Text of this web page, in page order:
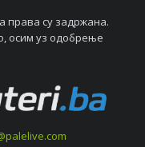
права су задржана.
осим уз одобрeњe